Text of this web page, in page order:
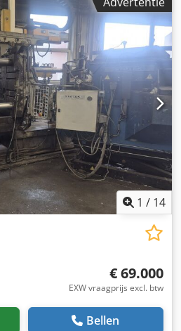
kg, verwarmingsvermogen:
Gripmat 2, bouwjaar: 2008,
1.400 kg,
unit,
lengte: ca. 350 cm,
cm, beschermingsomhulling,
gietaggregaat defect
1 / 14
€ 69.000
EXW vraagprijs excl. btw
Bellen